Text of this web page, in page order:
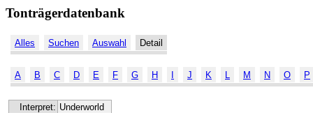
Tonträgerdatenbank
Alles Suchen Auswahl Detail
A B C D E F G H I J K L M N O P
Interpret: Underworld